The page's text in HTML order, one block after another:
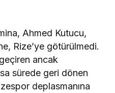
Ahmed Kutucu,
Rize’ye götürülmedi.
ancak
sürede geri dönen
deplasmanına